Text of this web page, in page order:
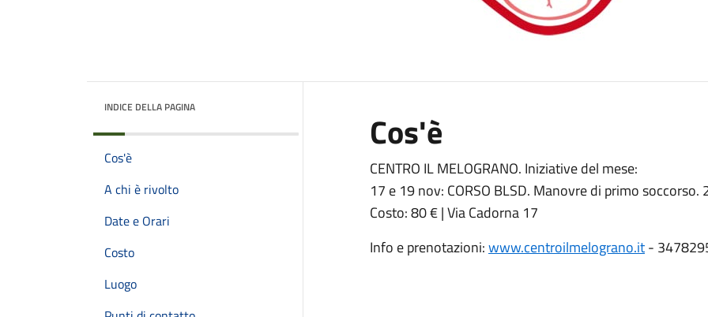
INDICE DELLA PAGINA
Cos'è
A chi è rivolto
Date e Orari
Costo
Luogo
Cos'è
CENTRO IL MELOGRANO. Iniziative del mese:
17 e 19 nov: CORSO BLSD. Manovre di primo
Costo: 80 € | Via Cadorna 17
Info e prenotazioni:www.centroilmelograno.it-